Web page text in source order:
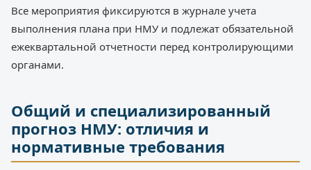
Все мероприятия фиксируются в журнале учета
выполнения плана при НМУ и подлежат обязательной
ежеквартальной отчетности перед контролирующими
органами.
Общий и специализированный
прогноз НМУ: отличия и
нормативные требования